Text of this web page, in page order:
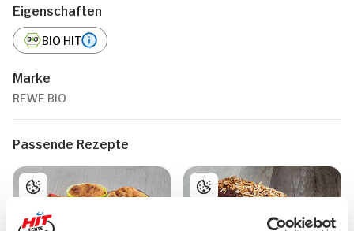
Eigenschaften
BIO HIT
Marke
REWE BIO
Passende Rezepte